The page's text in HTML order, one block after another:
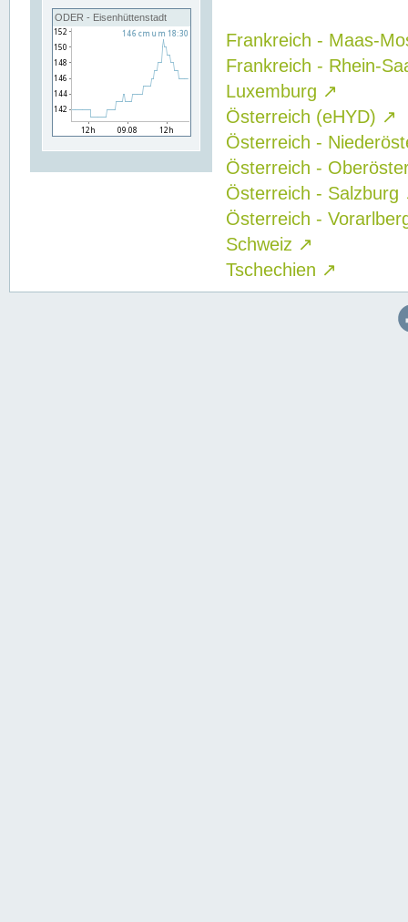
ODER - Eisenhüttenstadt
Frankreich - Maas-
Frankreich - Rhein-
Luxemburg ↗
Österreich (eHYD) ↗
Österreich -
Österreich -
Österreich - Salzburg
Österreich -
Schweiz ↗
Tschechien ↗